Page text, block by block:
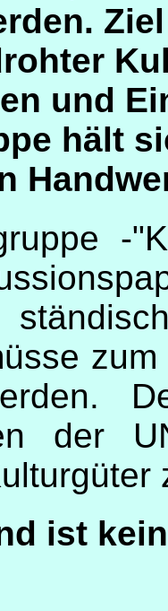
und
hält
-
der
ist